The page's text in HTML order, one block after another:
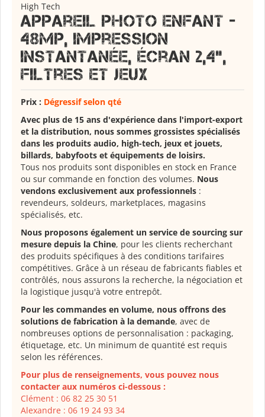
High Tech
Appareil Photo Enfant -
48MP, Impression
Instantanée, Écran 2,4",
Filtres et Jeux
Prix : Dégressif selon qté
Avec plus de 15 ans d'expérience dans l'import-export
et la distribution, nous sommes grossistes spécialisés
dans les produits audio, high-tech, jeux et jouets,
billards, babyfoots et équipements de loisirs.
Tous nos produits sont disponibles en stock en France
ou sur commande en fonction des volumes. Nous
vendons exclusivement aux professionnels :
revendeurs, soldeurs, marketplaces, magasins
spécialisés, etc.
Nous proposons également un service de sourcing sur
mesure depuis la Chine, pour les clients recherchant
des produits spécifiques à des conditions tarifaires
compétitives. Grâce à un réseau de fabricants fiables et
contrôlés, nous assurons la recherche, la négociation et
la logistique jusqu'à votre entrepôt.
Pour les commandes en volume, nous offrons des
solutions de fabrication à la demande, avec de
nombreuses options de personnalisation : packaging,
étiquetage, etc. Un minimum de quantité est requis
selon les références.
Pour plus de renseignements, vous pouvez nous
contacter aux numéros ci-dessous :
Clément : 06 82 25 30 51
Alexandre : 06 19 24 93 34